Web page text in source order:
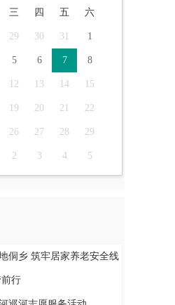
三 四 五 六
29 30 31 1
5 6 7 8
12 13 14 15
19 20 21 22
26 27 28 29
2 3 4 5
侗乡 筑牢居家养老安全线
行